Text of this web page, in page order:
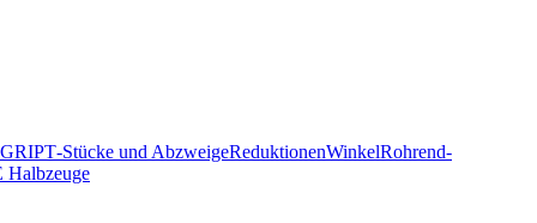
T‑Stücke und AbzweigeReduktionenWinkelRohrend­
Halbzeuge